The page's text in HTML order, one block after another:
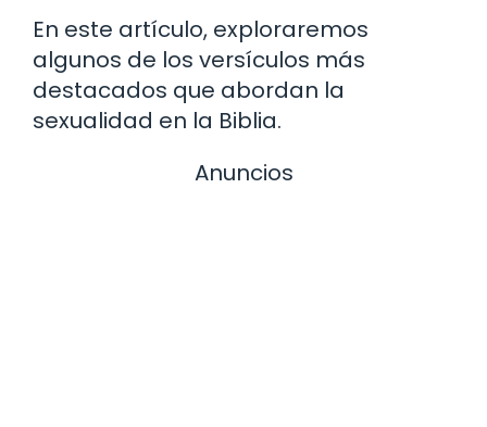
En este artículo, exploraremos
algunos de los versículos más
destacados que abordan la
sexualidad en la Biblia.
Anuncios